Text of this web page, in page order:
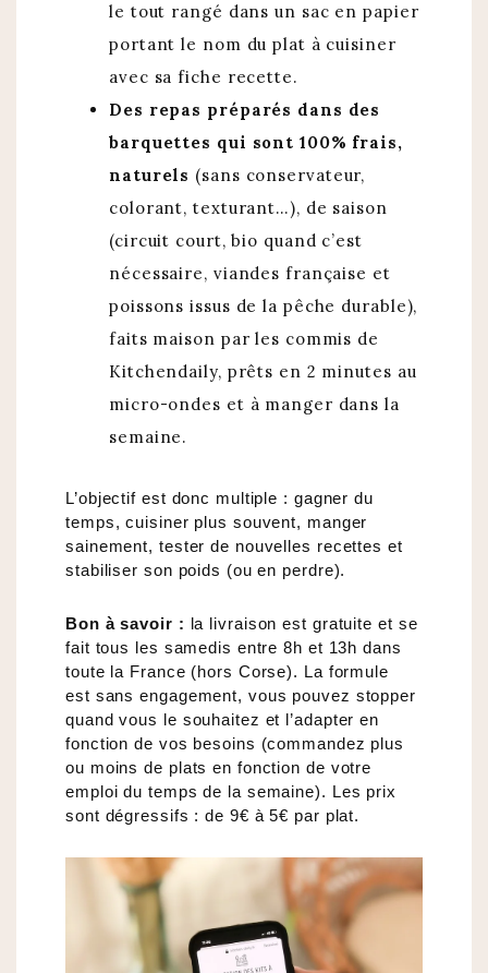
le tout rangé dans un sac en papier
portant le nom du plat à cuisiner
avec sa fiche recette.
Des repas préparés dans des
barquettes qui sont 100% frais,
naturels (sans conservateur,
colorant, texturant…), de saison
(circuit court, bio quand c’est
nécessaire, viandes française et
poissons issus de la pêche durable),
faits maison par les commis de
Kitchendaily, prêts en 2 minutes au
micro-ondes et à manger dans la
semaine.
L’objectif est donc multiple : gagner du
temps, cuisiner plus souvent, manger
sainement, tester de nouvelles recettes et
stabiliser son poids (ou en perdre).
Bon à savoir : la livraison est gratuite et se
fait tous les samedis entre 8h et 13h dans
toute la France (hors Corse). La formule
est sans engagement, vous pouvez stopper
quand vous le souhaitez et l’adapter en
fonction de vos besoins (commandez plus
ou moins de plats en fonction de votre
emploi du temps de la semaine). Les prix
sont dégressifs : de 9€ à 5€ par plat.